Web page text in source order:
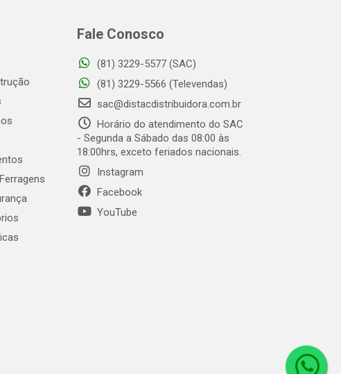
Fale Conosco
(81) 3229-5577 (SAC)
(81) 3229-5566 (Televendas)
sac@distacdistribuidora.com.br
Horário do atendimento do SAC
- Segunda a Sábado das 08:00 às
18:00hrs, exceto feriados nacionais.
Instagram
Facebook
YouTube